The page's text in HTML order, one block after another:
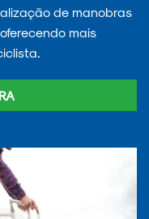
de manobras
mais